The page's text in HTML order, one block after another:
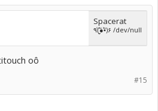
Spacerat
٩(̾●̮̮̃̾•̃̾)۶ /dev/null
oô
#15